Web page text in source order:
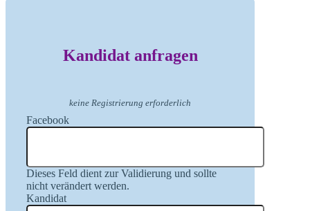
Kandidat anfragen
keine Registrierung erforderlich
Facebook
Dieses Feld dient zur Validierung und sollte
nicht verändert werden.
Kandidat